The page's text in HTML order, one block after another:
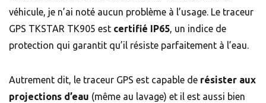
véhicule, je n’ai noté aucun problème à l’usage. Le traceur
GPS TKSTAR TK905 est certifié IP65, un indice de
protection qui garantit qu’il résiste parfaitement à l’eau.
Autrement dit, le traceur GPS est capable de résister aux
projections d’eau (même au lavage) et il est aussi bien